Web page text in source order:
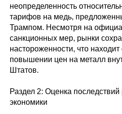
неопределенность
тарифов на медь,
Трампом. Несмотря на
санкционных мер, рынки
настороженности, что
повышении цен на металл
Штатов.
Раздел 2: Оценка
экономики